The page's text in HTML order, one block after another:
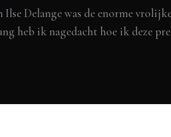
Delange was de enorme
heb ik nagedacht hoe ik deze